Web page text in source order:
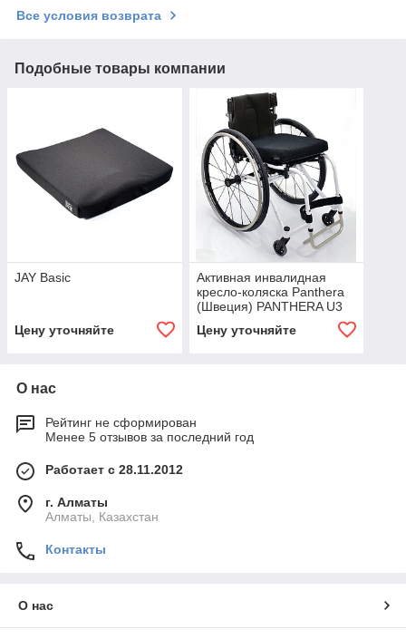
Все условия возврата
Подобные товары компании
JAY Basic
Цену уточняйте
Активная инвалидная
кресло-коляска Panthera
(Швеция) PANTHERA U3
Цену уточняйте
О нас
Рейтинг не сформирован
Менее 5 отзывов за последний год
Работает с 28.11.2012
г. Алматы
Алматы, Казахстан
Контакты
О нас